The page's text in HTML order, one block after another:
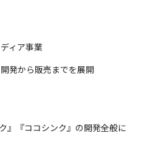
ィア事業
発から販売までを展開
』『ココシンク』の開発全般に